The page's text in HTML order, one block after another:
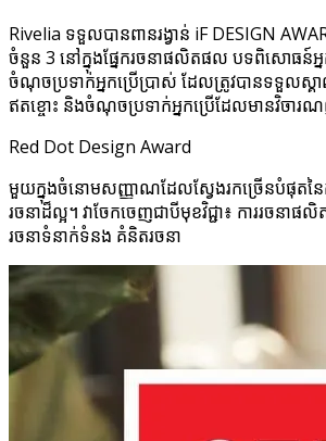
Rivelia ទទួលបានពានរង្វាន់ iF DESIGN
ចំនួន 3 នៅក្នុងផ្នែករចនាផលិតផល បទពិសោធន៍អ្ន
ចំណុចប្រទាក់អ្នកប្រើប្រាស់ ដែលត្រូវបានទទួលស្គ
ឥតខ្ចោះ និងចំណុចប្រទាក់អ្នកប្រើដែលមានវិចា
Red Dot Design Award
មួយក្នុងចំនោមសញ្ញាណដែលស្វែងរកច្រើនបំផុតន
រចនាដ៏ល្អ។ វាចែកចេញជាបីមុខវិជ្ជា៖ ការរចន
រចនាទំនាក់ទំនង គំនិតរចនា